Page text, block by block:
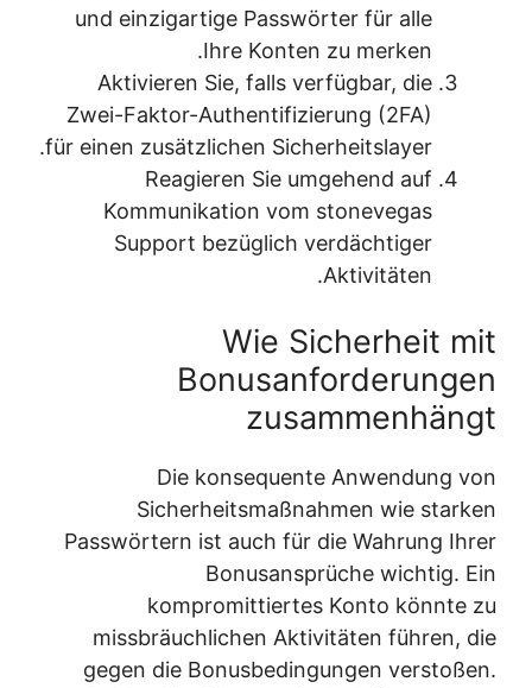
und einzigartige Passwörter für alle
Ihre Konten zu merken.
Aktivieren Sie, falls verfügbar, die
Zwei-Faktor-Authentifizierung (2FA)
für einen zusätzlichen Sicherheitslayer.
Reagieren Sie umgehend auf
Kommunikation vom stonevegas
Support bezüglich verdächtiger
Aktivitäten.
Wie Sicherheit mit
Bonusanforderungen
zusammenhängt
Die konsequente Anwendung von
Sicherheitsmaßnahmen wie starken
Passwörtern ist auch für die Wahrung Ihrer
Bonusansprüche wichtig. Ein
kompromittiertes Konto könnte zu
missbräuchlichen Aktivitäten führen, die
gegen die Bonusbedingungen verstoßen.